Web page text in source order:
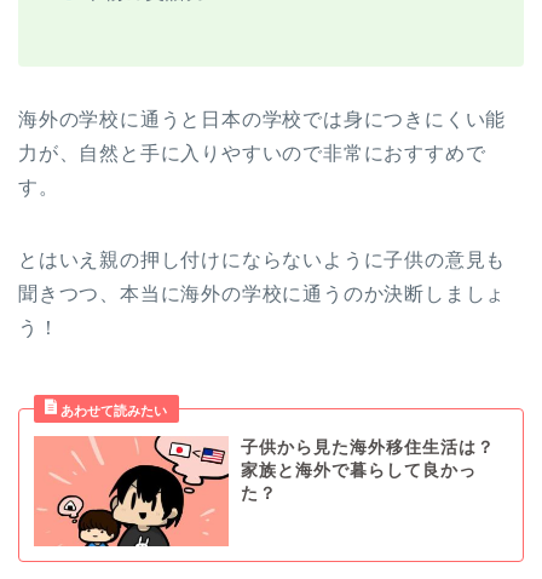
海外の学校に通うと日本の学校では身につきにくい能
力が、自然と手に入りやすいので非常におすすめで
す。
とはいえ親の押し付けにならないように子供の意見も
聞きつつ、本当に海外の学校に通うのか決断しましょ
う！
子供から見た海外移住生活は？
家族と海外で暮らして良かっ
た？